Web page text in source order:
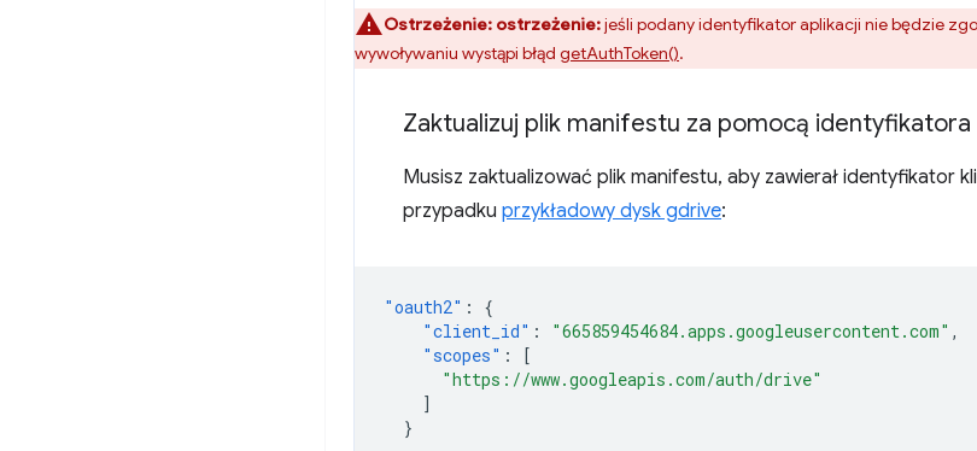
Ostrzeżenie: ostrzeżenie:jeśli podany identyfikator aplikacji nie będzie
wywoływaniu wystąpi błąd getAuthToken().
Zaktualizuj plik manifestu za pomocą
Musisz zaktualizować plik manifestu, aby zawierał identyfikator
przypadku przykładowy dysk gdrive:
"oauth2" :
{
"client_id" : "665859454684.apps.googleusercontent.com" ,
"scopes" :
[
"https://www.googleapis.com/auth/drive"
]
}